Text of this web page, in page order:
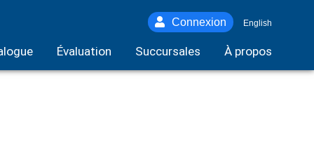
Connexion English
Évaluation Succursales À propos